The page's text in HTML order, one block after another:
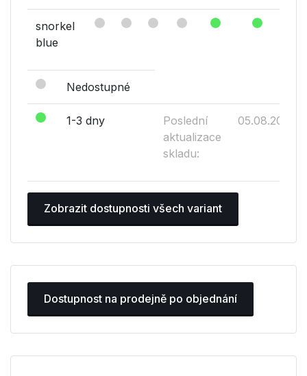
snorkel
blue
Nedostupné
1-3 dny
Poslední
aktualizace
skladu:
05.08.2026
Zobrazit dostupnosti všech variant
Dostupnost na prodejně po objednání